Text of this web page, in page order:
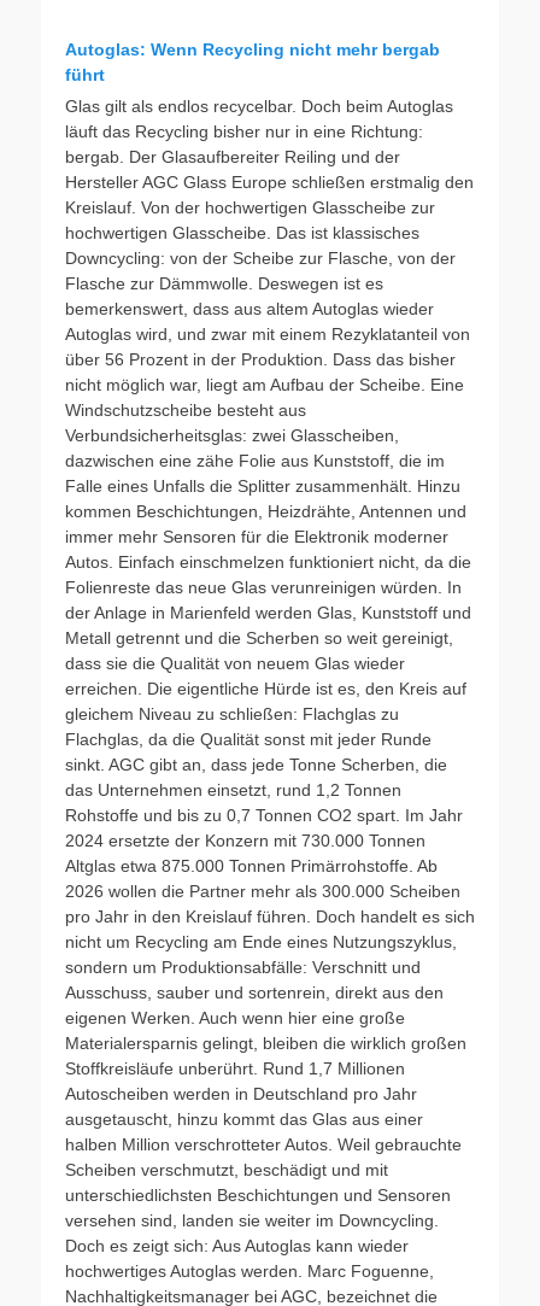
Autoglas: Wenn Recycling nicht mehr bergab
führt
Glas gilt als endlos recycelbar. Doch beim Autoglas
läuft das Recycling bisher nur in eine Richtung:
bergab. Der Glasaufbereiter Reiling und der
Hersteller AGC Glass Europe schließen erstmalig den
Kreislauf. Von der hochwertigen Glasscheibe zur
hochwertigen Glasscheibe. Das ist klassisches
Downcycling: von der Scheibe zur Flasche, von der
Flasche zur Dämmwolle. Deswegen ist es
bemerkenswert, dass aus altem Autoglas wieder
Autoglas wird, und zwar mit einem Rezyklatanteil von
über 56 Prozent in der Produktion. Dass das bisher
nicht möglich war, liegt am Aufbau der Scheibe. Eine
Windschutzscheibe besteht aus
Verbundsicherheitsglas: zwei Glasscheiben,
dazwischen eine zähe Folie aus Kunststoff, die im
Falle eines Unfalls die Splitter zusammenhält. Hinzu
kommen Beschichtungen, Heizdrähte, Antennen und
immer mehr Sensoren für die Elektronik moderner
Autos. Einfach einschmelzen funktioniert nicht, da die
Folienreste das neue Glas verunreinigen würden. In
der Anlage in Marienfeld werden Glas, Kunststoff und
Metall getrennt und die Scherben so weit gereinigt,
dass sie die Qualität von neuem Glas wieder
erreichen. Die eigentliche Hürde ist es, den Kreis auf
gleichem Niveau zu schließen: Flachglas zu
Flachglas, da die Qualität sonst mit jeder Runde
sinkt. AGC gibt an, dass jede Tonne Scherben, die
das Unternehmen einsetzt, rund 1,2 Tonnen
Rohstoffe und bis zu 0,7 Tonnen CO2 spart. Im Jahr
2024 ersetzte der Konzern mit 730.000 Tonnen
Altglas etwa 875.000 Tonnen Primärrohstoffe. Ab
2026 wollen die Partner mehr als 300.000 Scheiben
pro Jahr in den Kreislauf führen. Doch handelt es sich
nicht um Recycling am Ende eines Nutzungszyklus,
sondern um Produktionsabfälle: Verschnitt und
Ausschuss, sauber und sortenrein, direkt aus den
eigenen Werken. Auch wenn hier eine große
Materialersparnis gelingt, bleiben die wirklich großen
Stoffkreisläufe unberührt. Rund 1,7 Millionen
Autoscheiben werden in Deutschland pro Jahr
ausgetauscht, hinzu kommt das Glas aus einer
halben Million verschrotteter Autos. Weil gebrauchte
Scheiben verschmutzt, beschädigt und mit
unterschiedlichsten Beschichtungen und Sensoren
versehen sind, landen sie weiter im Downcycling.
Doch es zeigt sich: Aus Autoglas kann wieder
hochwertiges Autoglas werden. Marc Foguenne,
Nachhaltigkeitsmanager bei AGC, bezeichnet die